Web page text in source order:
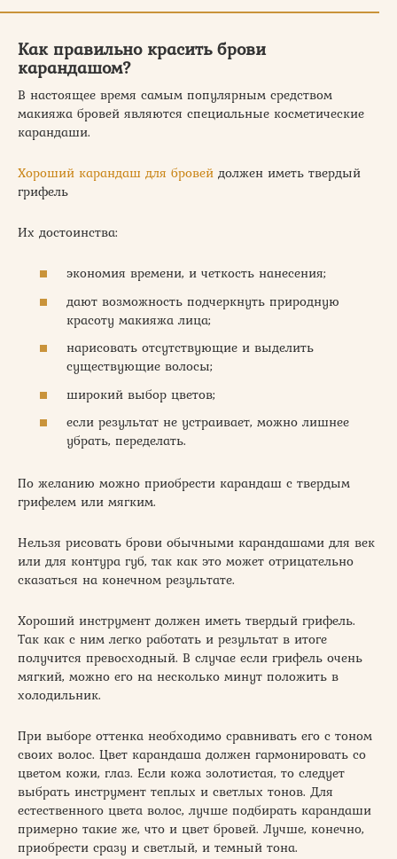
Как правильно красить брови
карандашом?
В настоящее время самым популярным средством
макияжа бровей являются специальные косметические
карандаши.
Хороший карандаш для бровей должен иметь твердый
грифель
Их достоинства:
экономия времени, и четкость нанесения;
дают возможность подчеркнуть природную
красоту макияжа лица;
нарисовать отсутствующие и выделить
существующие волосы;
широкий выбор цветов;
если результат не устраивает, можно лишнее
убрать, переделать.
По желанию можно приобрести карандаш с твердым
грифелем или мягким.
Нельзя рисовать брови обычными карандашами для век
или для контура губ, так как это может отрицательно
сказаться на конечном результате.
Хороший инструмент должен иметь твердый грифель.
Так как с ним легко работать и результат в итоге
получится превосходный. В случае если грифель очень
мягкий, можно его на несколько минут положить в
холодильник.
При выборе оттенка необходимо сравнивать его с тоном
своих волос. Цвет карандаша должен гармонировать со
цветом кожи, глаз. Если кожа золотистая, то следует
выбрать инструмент теплых и светлых тонов. Для
естественного цвета волос, лучше подбирать карандаши
примерно такие же, что и цвет бровей. Лучше, конечно,
приобрести сразу и светлый, и темный тона.